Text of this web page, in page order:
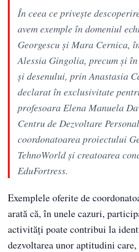
În ceea ce privește
avem exemple în domeniul
Georgescu și Mara Cernica,
Alessia Gingolia, precum și
și desenului, prin Anastasia
declarat în exclusivitate
profesoara Elena Manuela
Centru de Dezvoltare
coordonatoarea proiectului
TehnoWorld și creatoarea
EduFortress.
Exemplele oferite de
arată că, în unele cazuri,
activități poate contribui la
dezvoltarea unor aptitudini